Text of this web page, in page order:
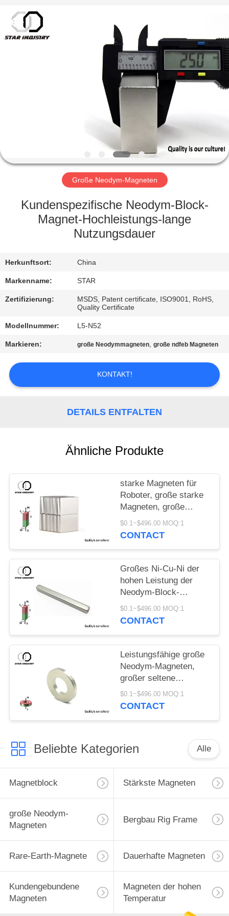
FABRIK-
AUSFLUG
QUALITÄTSKONTROLLE
SIE
MIT
UNS
VERBINDUNG
NACHRICHTEN
POLICY
Co.,LTD.
Rights
Reserved.
Große Neodym-Magneten
Kundenspezifische Neodym-Block-
Magnet-Hochleistungs-lange
Nutzungsdauer
Herkunftsort: China
Markenname: STAR
Zertifizierung:
MSDS, Patent certificate, ISO9001, RoHS,
Quality Certificate
Modellnummer: L5-N52
Markieren: große Neodymmagneten,große ndfeb Magneten
KONTAKT!
DETAILS ENTFALTEN
Ähnliche Produkte
starke Magneten für
Roboter, große starke
Magneten, große
Neodymmagneten für
Verkauf
$0.1~$496.00 MOQ:1
CONTACT
Großes Ni-Cu-Ni der
hohen Leistung der
Neodym-Block-
Magnet-50x5x5mm
beschichtet
$0.1~$496.00 MOQ:1
CONTACT
Leistungsfähige große
Neodym-Magneten,
großer seltene
Erdmagnet-
Durchmesser 100mm
$0.1~$496.00 MOQ:1
CONTACT
Beliebte Kategorien Alle
Magnetblock Stärkste Magneten
große Neodym-
Magneten
Bergbau Rig Frame
Rare-Earth-Magnete Dauerhafte Magneten
Kundengebundene
Magneten
Magneten der hohen
Temperatur